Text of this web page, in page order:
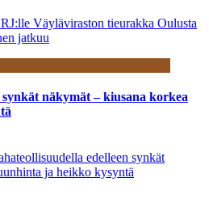
Väyläviraston tieurakka Oulusta
jatkuu
synkät näkymät – kiusana korkea
edelleen synkät
ja heikko kysyntä